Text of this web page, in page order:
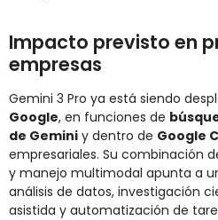
Impacto previsto en
empresas
Gemini 3 Pro ya está siendo
Google, en funciones de
de Gemini y dentro de Google
empresariales. Su combinación
y manejo multimodal apunta a
análisis de datos, investigación
asistida y automatización de